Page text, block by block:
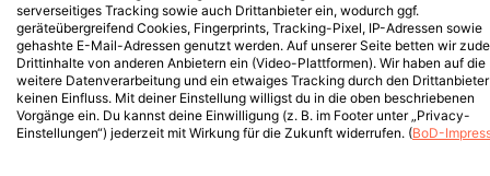
serverseitiges Tracking sowie auch Drittanbieter ein, wodurch ggf.
geräteübergreifend Cookies, Fingerprints, Tracking-Pixel, IP-Adressen sowie
gehashte E-Mail-Adressen genutzt werden. Auf unserer Seite betten wir
Drittinhalte von anderen Anbietern ein (Video-Plattformen). Wir haben auf die
weitere Datenverarbeitung und ein etwaiges Tracking durch den Drittanbieter
keinen Einfluss. Mit deiner Einstellung willigst du in die oben beschriebenen
Vorgänge ein. Du kannst deine Einwilligung (z. B. im Footer unter „Privacy-
Einstellungen“) jederzeit mit Wirkung für die Zukunft widerrufen. (BoD-